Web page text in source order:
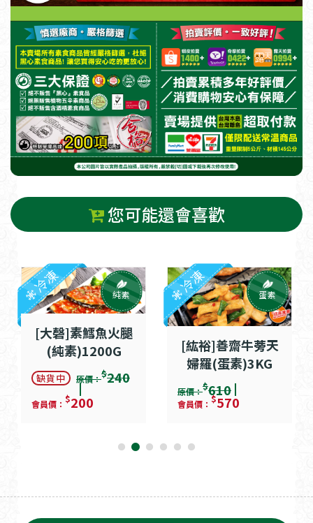
您可能還會喜歡
[大磬]素鱈魚火腿
(純素)1200G
缺貨中 原價：$240
會員價： $200
冷凍 純素
[紘裕]善齋牛蒡天
婦羅(蛋素)3KG
原價：$610
會員價： $570
冷凍 蛋素